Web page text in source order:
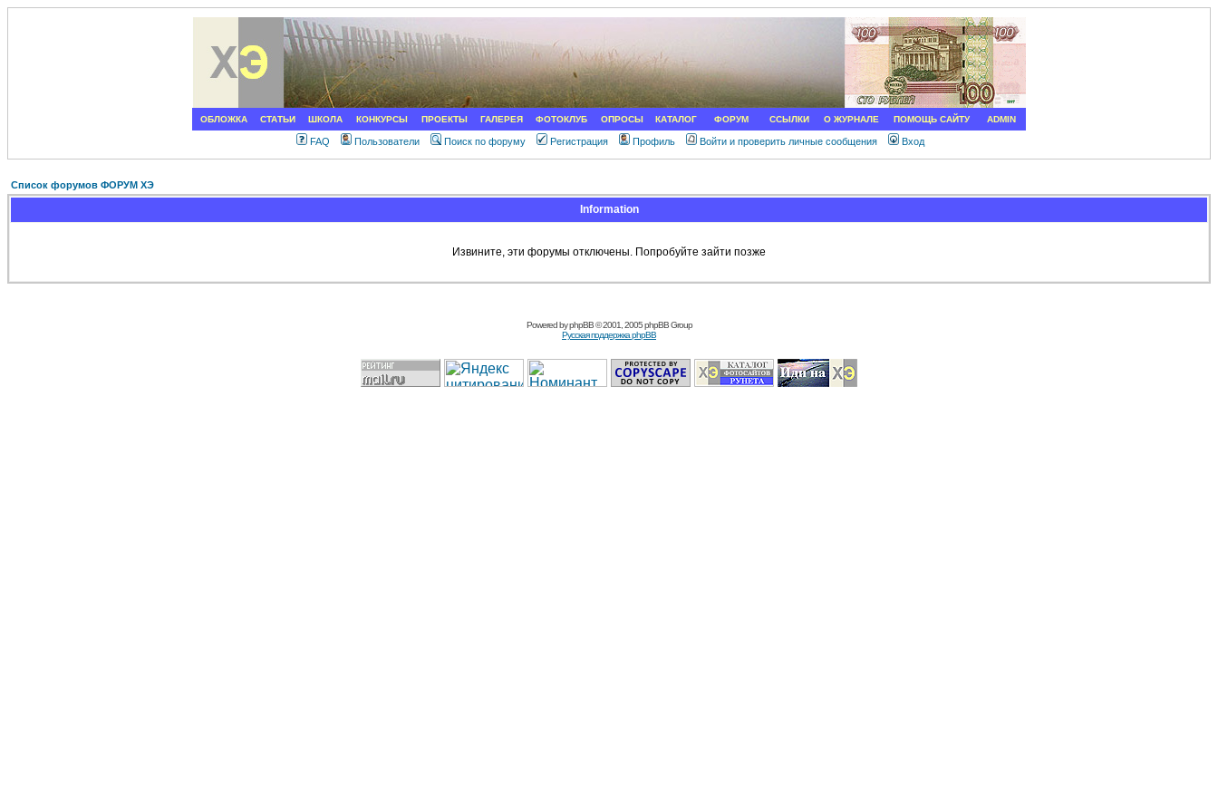
ОБЛОЖКА СТАТЬИ ШКОЛА КОНКУРСЫ ПРОЕКТЫ ГАЛЕРЕЯ ФОТОКЛУБ ОПРОСЫ КАТАЛОГ ФОРУМ ССЫЛКИ О ЖУРНАЛЕ ПОМОЩЬ САЙТУ ADMIN
FAQ Пользователи Поиск по форуму Регистрация Профиль Войти и проверить личные сообщения Вход
Список форумов ФОРУМ ХЭ
Information
Извините, эти форумы отключены. Попробуйте зайти позже
Powered byphpBB© 2001, 2005 phpBB Group
Русская поддержка phpBB